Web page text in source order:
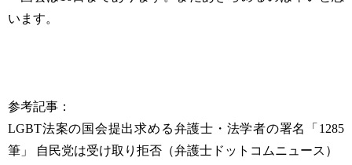
います。
参考記事：
LGBT法案の国会提出求める弁護士・法学者の署名「1285
筆」 自民党は受け取り拒否（弁護士ドットコムニュース）